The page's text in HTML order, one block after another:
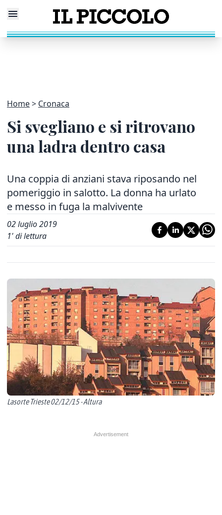
Home Cronaca
Si svegliano e si ritrovano
una ladra dentro casa
Una coppia di anziani stava riposando nel
pomeriggio in salotto. La donna ha urlato
e messo in fuga la malvivente
02 luglio 2019
1' di lettura
Lasorte Trieste 02/12/15 - Altura